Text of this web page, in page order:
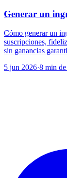
Generar un
Cómo generar un
suscripciones,
sin ganancias
5 jun 2026·8 min